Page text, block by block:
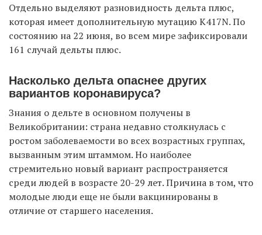
Отдельно выделяют разновидность дельта плюс,
которая имеет дополнительную мутацию K417N. По
состоянию на 22 июня, во всем мире зафиксировали
161 случай дельты плюс.
Насколько дельта опаснее других
вариантов коронавируса?
Знания о дельте в основном получены в
Великобритании: страна недавно столкнулась с
ростом заболеваемости во всех возрастных группах,
вызванным этим штаммом. Но наиболее
стремительно новый вариант распространяется
среди людей в возрасте 20-29 лет. Причина в том, что
молодые люди еще не были вакцинированы в
отличие от старшего населения.